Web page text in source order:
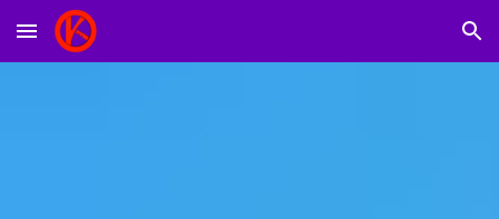
Skip to main content Skip to navigation